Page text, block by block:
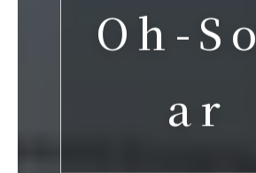
Oh-
ar